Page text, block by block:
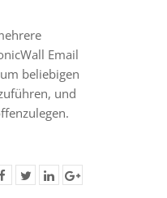
Email
beliebigen
und